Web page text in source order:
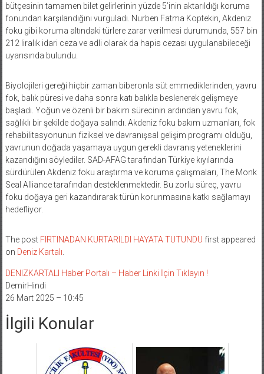
bütçesinin tamamen bilet gelirlerinin yüzde 5’inin aktarıldığı koruma
fonundan karşılandığını vurguladı. Nurben Fatma Koptekin, Akdeniz
foku gibi koruma altındaki türlere zarar verilmesi durumunda, 557 bin
212 liralık idari ceza ve adli olarak da hapis cezası uygulanabileceği
uyarısında bulundu.
Biyolojileri gereği hiçbir zaman biberonla süt emmediklerinden, yavru
fok, balık püresi ve daha sonra katı balıkla beslenerek gelişmeye
başladı. Yoğun ve özenli bir bakım sürecinin ardından yavru fok,
sağlıklı bir şekilde doğaya salındı. Akdeniz foku bakım uzmanları, fok
rehabilitasyonunun fiziksel ve davranışsal gelişim programı olduğu,
yavrunun doğada yaşamaya uygun gerekli davranış yeteneklerini
kazandığını söylediler. SAD-AFAG tarafından Türkiye kıyılarında
sürdürülen Akdeniz foku araştırma ve koruma çalışmaları, The Monk
Seal Alliance tarafından desteklenmektedir. Bu zorlu süreç, yavru
foku doğaya geri kazandırarak türün korunmasına katkı sağlamayı
hedefliyor.
The post FIRTINADAN KURTARILDI HAYATA TUTUNDU first appeared
on Deniz Kartalı
DENIZKARTALI Haber Portalı – Haber Linki İçin Tıklayın !
DemirHindi
26 Mart 2025 – 10:45
İlgili Konular